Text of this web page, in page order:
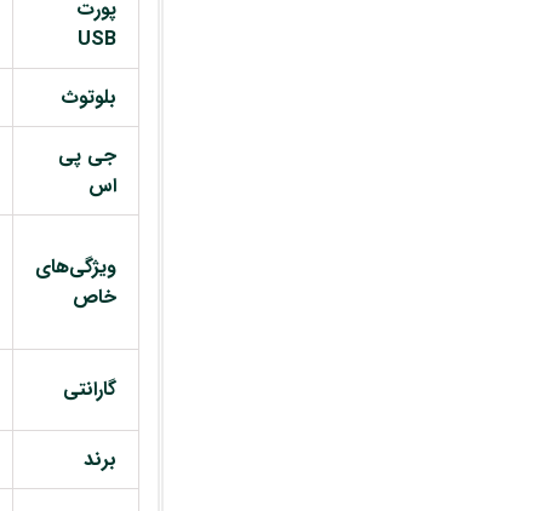
پورت
USB
بلوتوث
جی پی
اس
ویژگی‌های
خاص
گارانتی
برند